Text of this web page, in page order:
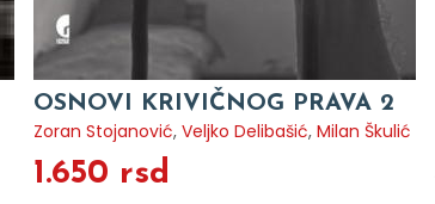
OSNOVI KRIVIČNOG PRAVA 2
Zoran Stojanović, Veljko Delibašić, Milan Škulić
1.650 rsd